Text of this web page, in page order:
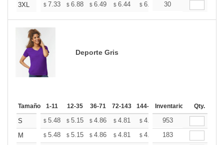
3XL $ 7.33 $ 6.88 $ 6.49 $ 6.44 $ 6.33 $6.27
30
Deporte Gris
Tamaño 1-11 12-35 36-71 72-143 144-287 288 + Más
Inventario Qty.
S $ 5.48 $ 5.15 $ 4.86 $ 4.81 $ 4.73 $4.69
953
M
$ 5.48 $ 5.15 $ 4.86 $ 4.81 $ 4.73 $4.69
183